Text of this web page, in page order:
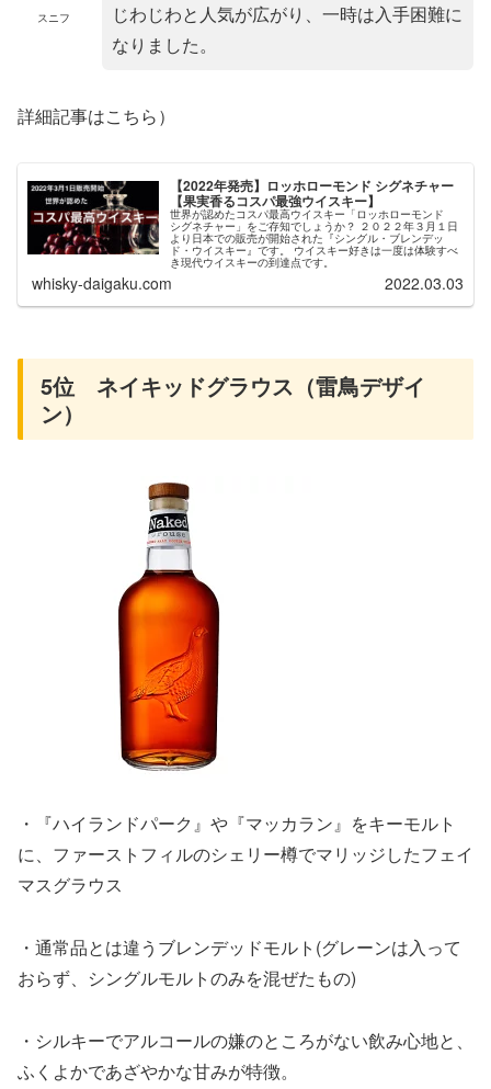
スニフ
じわじわと人気が広がり、一時は入手困難に
なりました。
詳細記事はこちら）
【2022年発売】ロッホローモンド シグネチャー
【果実香るコスパ最強ウイスキー】
世界が認めたコスパ最高ウイスキー「ロッホローモンド
シグネチャー」をご存知でしょうか？ ２０２２年３月１日
より日本での販売が開始された『シングル・ブレンデッ
ド・ウイスキー』です。 ウイスキー好きは一度は体験すべ
き現代ウイスキーの到達点です。
whisky-daigaku.com 2022.03.03
5位 ネイキッドグラウス（雷鳥デザイ
ン）
・『ハイランドパーク』や『マッカラン』をキーモルト
に、ファーストフィルのシェリー樽でマリッジしたフェイ
マスグラウス
・通常品とは違うブレンデッドモルト(グレーンは入って
おらず、シングルモルトのみを混ぜたもの)
・シルキーでアルコールの嫌のところがない飲み心地と、
ふくよかであざやかな甘みが特徴。